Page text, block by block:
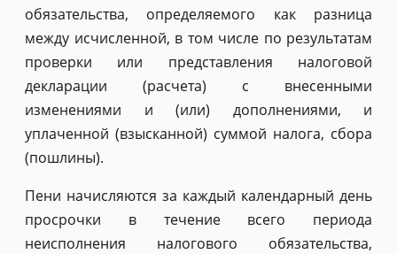
обязательства, определяемого как разница
между исчисленной, в том числе по результатам
проверки или представления налоговой
декларации (расчета) с внесенными
изменениями и (или) дополнениями, и
уплаченной (взысканной) суммой налога, сбора
(пошлины).
Пени начисляются за каждый календарный день
просрочки в течение всего периода
неисполнения налогового обязательства,